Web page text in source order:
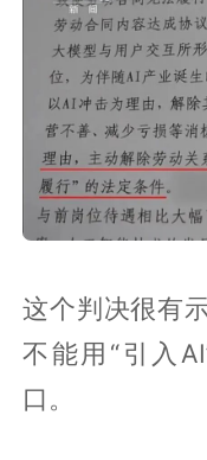
这个判决很有
不能用“引入
口。